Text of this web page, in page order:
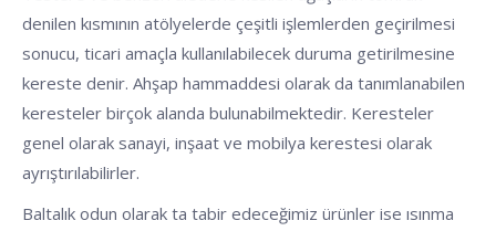
denilen kısmının atölyelerde çeşitli işlemlerden geçirilmesi
sonucu, ticari amaçla kullanılabilecek duruma getirilmesine
kereste denir. Ahşap hammaddesi olarak da tanımlanabilen
keresteler birçok alanda bulunabilmektedir. Keresteler
genel olarak sanayi, inşaat ve mobilya kerestesi olarak
ayrıştırılabilirler.
Baltalık odun olarak ta tabir edeceğimiz ürünler ise ısınma